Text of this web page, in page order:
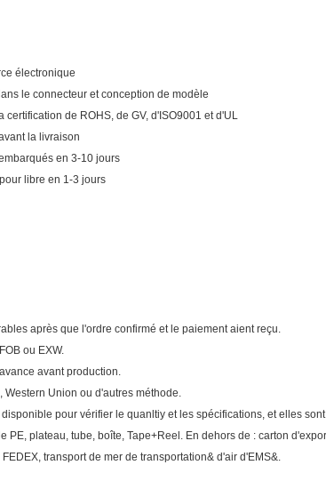
électronique
le connecteur et conception de modèle
de ROHS, de GV, d'ISO9001 et d'UL
la livraison
en 3-10 jours
libre en 1-3 jours
après que l'ordre confirmé et le paiement aient reçu.
ou EXW.
avant production.
Western Union ou d'autres méthode.
pour vérifier le quanltiy et les spécifications, et elles
PE, plateau, tube, boîte, Tape+Reel. En dehors de : carton
transport de mer de transportation& d'air d'EMS&.